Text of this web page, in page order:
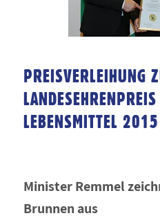
PREISVERLEIHUNG
LEBENSMITTEL 2015
Minister Remmel
Brunnen aus